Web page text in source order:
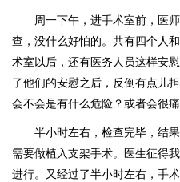
周一下午，进手术室前，医
查，没什么好怕的。共有四个人
术室以后，还有医务人员这样安
了他们的安慰之后，反倒有点儿
会不会是有什么危险？或者会很痛
半小时左右，检查完毕，结
需要做植入支架手术。医生征得
进行。又经过了半小时左右，手术